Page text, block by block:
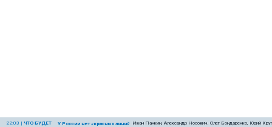
22:03 | ЧТО БУДЕТ У России нет «красных линий» Иван Панкин, Александр Носович, Олег Бондаренко, Юрий